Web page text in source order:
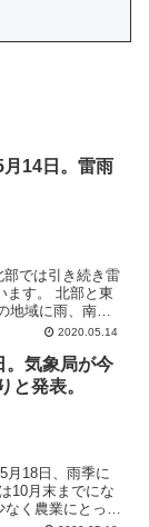
14日。雷雨
では引き続き雷
ます。 北部と東
地域に雨、南部
2020.05.14
。気象局が今
と発表。
18日、雨季に
10月末までにな
く農業にとって